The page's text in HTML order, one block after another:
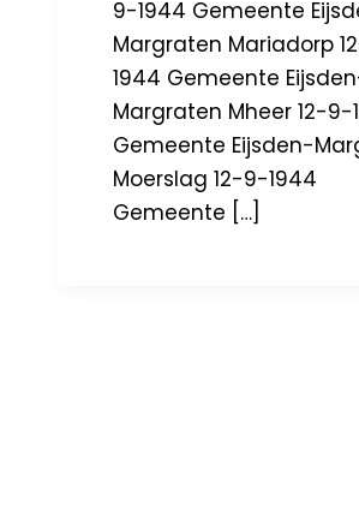
9-1944 Gemeente
Margraten Mariadorp
1944 Gemeente
Margraten Mheer 12-9-
Gemeente Eijsden-
Moerslag 12-9-1944
Gemeente […]